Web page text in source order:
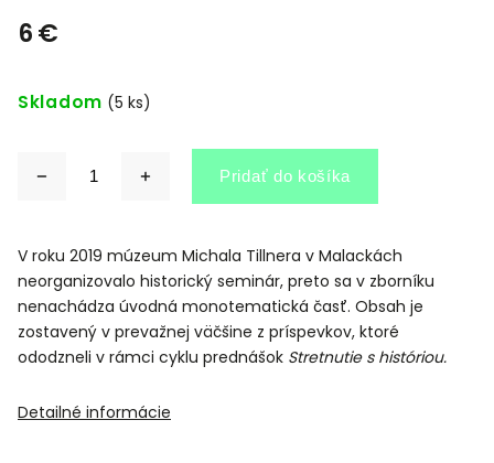
6 €
Skladom (5 ks)
Pridať do košíka
V roku 2019 múzeum Michala Tillnera v Malackách
neorganizovalo historický seminár, preto sa v zborníku
nenachádza úvodná monotematická časť. Obsah je
zostavený v prevažnej väčšine z príspevkov, ktoré
ododzneli v rámci cyklu prednášok Stretnutie s históriou.
Detailné informácie